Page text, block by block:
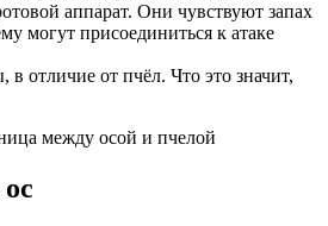
аппарат. Они чувствуют запах
могут присоединиться к атаке
отличие от пчёл. Что это значит,